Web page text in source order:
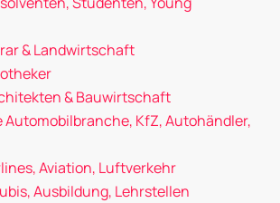
& Landwirtschaft
& Bauwirtschaft
Automobilbranche, KfZ, Autohändler,
Aviation, Luftverkehr
Ausbildung, Lehrstellen